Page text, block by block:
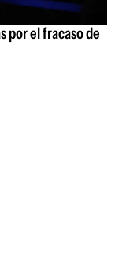
por el fracaso de